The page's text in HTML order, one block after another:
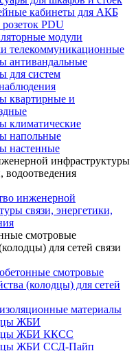
кабинеты для АКБ
PDU
модули
телекоммуникационные
антивандальные
для систем
квартирные и
климатические
напольные
настенные
инфраструктуры
водоотведения
инженерной
связи, энергетики,
смотровые
для сетей связи
смотровые
(колодцы) для сетей
материалы
ЖБИ
ЖБИ ККСС
ЖБИ ССД-Пайп